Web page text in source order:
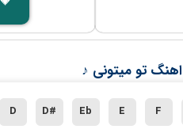
اهنگ تو میتونی ♪
F
E
Eb
D#
D